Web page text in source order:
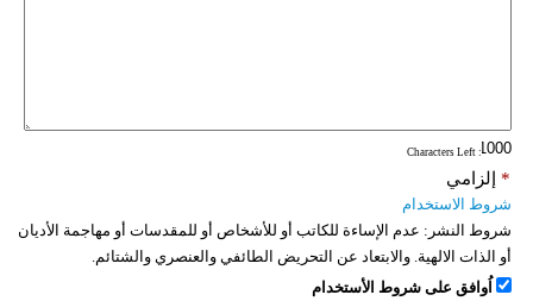
: Characters Left
إلزامي *
شروط الاستخدام
شروط النشر: عدم الإساءة للكاتب أو للأشخاص أو للمقدسات أو مهاجمة الأديان
أو الذات الالهية. والابتعاد عن التحريض الطائفي والعنصري والشتائم.
اُوافق على شروط الأستخدام